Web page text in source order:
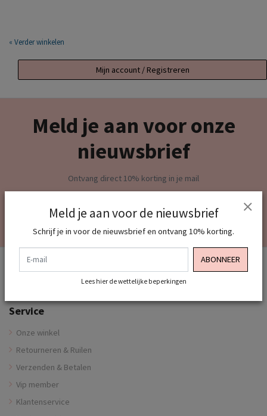
« Verder winkelen
Mijn account / Registreren
Meld je aan voor onze
nieuwsbrief
Ontvang direct 10% korting in je mail
ABONNEER
Lees hier de wettelijke beperkingen
Service
Onze winkel
Retourneren & Ruilen
Verzenden & Betalen
Vip member
Klantenservice
Meld je aan voor de nieuwsbrief
Schrijf je in voor de nieuwsbrief en ontvang 10% korting.
ABONNEER
Lees hier de wettelijke beperkingen